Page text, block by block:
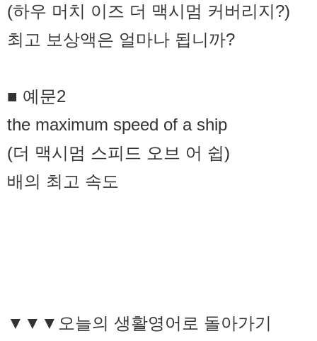
(하우 머치 이즈 더 맥시멈 커버리지?)
최고 보상액은 얼마나 됩니까?
■ 예문2
the maximum speed of a ship
(더 맥시멈 스피드 오브 어 쉽)
배의 최고 속도
▼▼▼오늘의 생활영어로 돌아가기